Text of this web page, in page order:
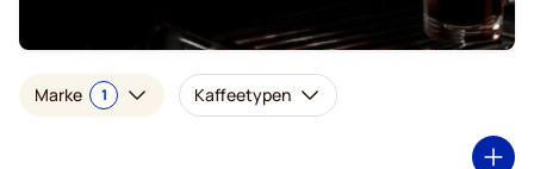
Marke 1 Kaffeetypen